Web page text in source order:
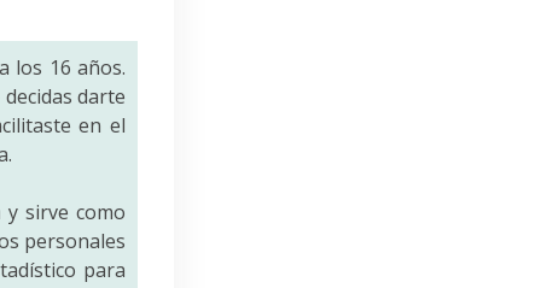
los 16 años.
darte
en el
y sirve como
personales
para